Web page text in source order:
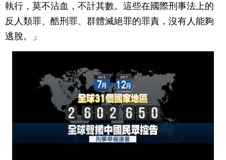
執行，莫不沾血，不計其數。這些在國際刑事法上的
反人類罪、酷刑罪、群體滅絕罪的罪責，沒有人能夠
逃脫。」